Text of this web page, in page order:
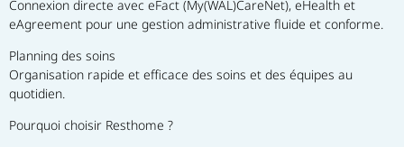
Connexion directe avec eFact (My(WAL)CareNet), eHealth et
eAgreement pour une gestion administrative fluide et conforme.
Planning des soins
Organisation rapide et efficace des soins et des équipes au
quotidien.
Pourquoi choisir Resthome ?